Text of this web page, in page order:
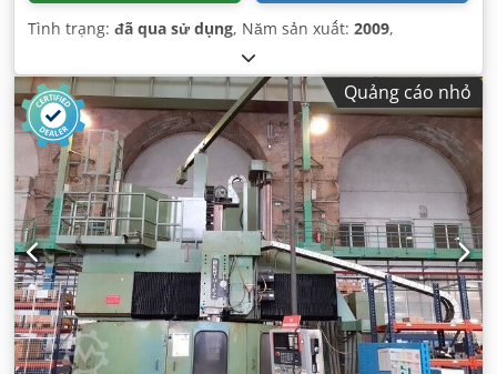
Tình trạng: đã qua sử dụng, Năm sản xuất: 2009,
Quảng cáo nhỏ